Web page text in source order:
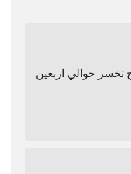
حوالي اربعين